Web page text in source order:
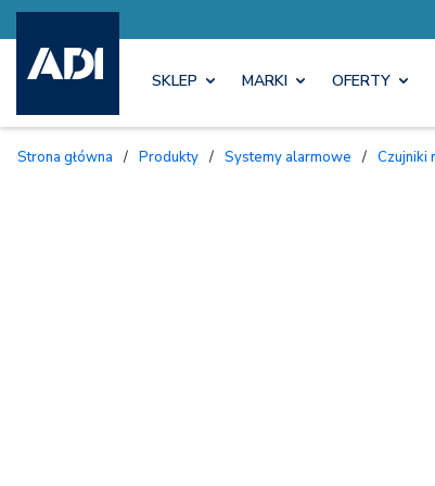
SKLEP MARKI OFERTY
Strona główna / Produkty / Systemy alarmowe /